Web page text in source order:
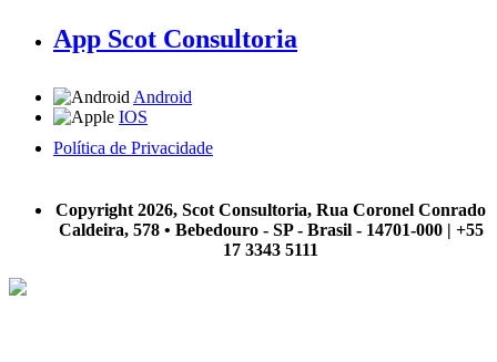
App Scot Consultoria
Android
IOS
Política de Privacidade
Copyright 2026, Scot Consultoria, Rua Coronel Conrado
Caldeira, 578 • Bebedouro - SP - Brasil - 14701-000 | +55
17 3343 5111